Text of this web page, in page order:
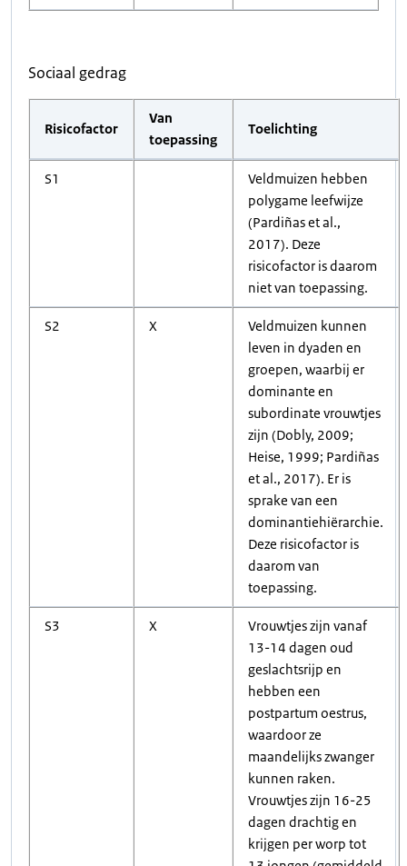
Sociaal gedrag
Risicofactor
Van
toepassing
Toelichting
S1
Veldmuizen hebben
polygame leefwijze
(Pardiñas et al.,
2017). Deze
risicofactor is daarom
niet van toepassing.
S2 X
Veldmuizen kunnen
leven in dyaden en
groepen, waarbij er
dominante en
subordinate vrouwtjes
zijn (Dobly, 2009;
Heise, 1999; Pardiñas
et al., 2017). Er is
sprake van een
dominantiehiërarchie.
Deze risicofactor is
daarom van
toepassing.
S3 X
Vrouwtjes zijn vanaf
13-14 dagen oud
geslachtsrijp en
hebben een
postpartum oestrus,
waardoor ze
maandelijks zwanger
kunnen raken.
Vrouwtjes zijn 16-25
dagen drachtig en
krijgen per worp tot